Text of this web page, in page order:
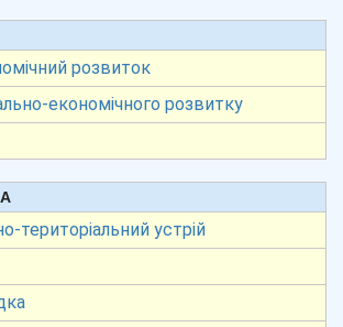
розвиток
економічного розвитку
територіальний устрій